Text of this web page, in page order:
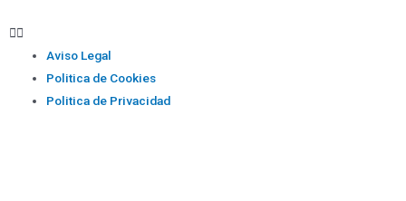
Aviso Legal
Politica de Cookies
Politica de Privacidad